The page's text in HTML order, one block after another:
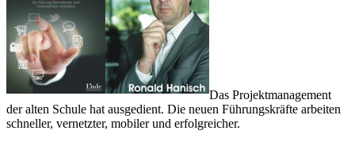
Das Projektmanagement
der alten Schule hat ausgedient. Die neuen Führungskräfte arbeiten
schneller, vernetzter, mobiler und erfolgreicher.